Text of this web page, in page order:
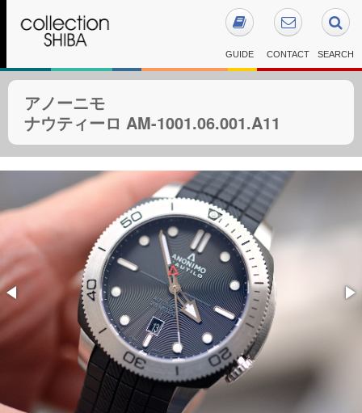
GUIDE CONTACT SEARCH
アノーニモ
ナウティーロ AM-1001.06.001.A11